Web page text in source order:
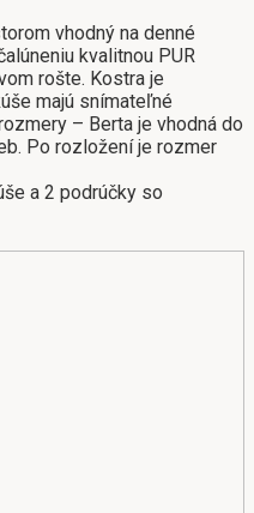
vhodný na denné
kvalitnou PUR
rošte. Kostra je
majú snímateľné
– Berta je vhodná do
Po rozložení je rozmer
a 2 podrúčky so